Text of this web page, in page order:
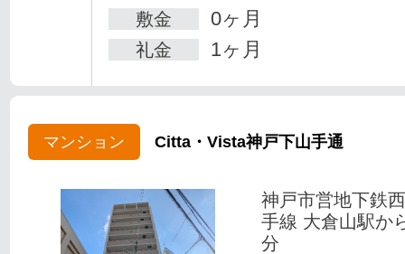
敷金 0ヶ月
礼金 1ヶ月
マンション Citta・Vista神戸下山手通
神戸市営地下鉄
手線 大倉山駅か
分